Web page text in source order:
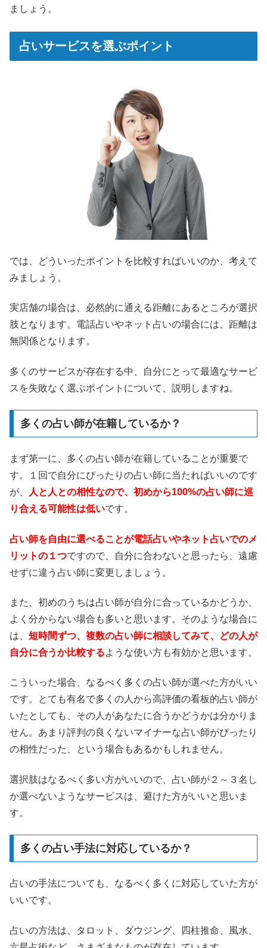
ましょう。
占いサービスを選ぶポイント
では、どういったポイントを比較すればいいのか、考えて
みましょう。
実店舗の場合は、必然的に通える距離にあるところが選択
肢となります。電話占いやネット占いの場合には、距離は
無関係となります。
多くのサービスが存在する中、自分にとって最適なサービ
スを失敗なく選ぶポイントについて、説明しますね。
多くの占い師が在籍しているか？
まず第一に、多くの占い師が在籍していることが重要で
す。１回で自分にぴったりの占い師に当たればいいのです
が、
人と人との相性なので、初めから100%の占い師に巡
り合える可能性は低いです。
占い師を自由に選べることが電話占いやネット占いでのメ
リットの１つですので、自分に合わないと思ったら、遠慮
せずに違う占い師に変更しましょう。
また、初めのうちは占い師が自分に合っているかどうか、
よく分からない場合も多いと思います。そのような場合に
は、 短時間ずつ、複数の占い師に相談してみて、どの人が
自分に合うか比較するような使い方も有効かと思います。
こういった場合、なるべく多くの占い師が選べた方がいい
です。とても有名で多くの人から高評価の看板的占い師が
いたとしても、その人があなたに合うかどうかは分かりま
せん。あまり評判の良くないマイナーな占い師がぴったり
の相性だった、という場合もあるかもしれません。
選択肢はなるべく多い方がいいので、占い師が２～３名し
か選べないようなサービスは、避けた方がいいと思いま
す。
多くの占い手法に対応しているか？
占いの手法についても、なるべく多くに対応していた方が
いいです。
占いの方法は、タロット、ダウジング、四柱推命、風水、